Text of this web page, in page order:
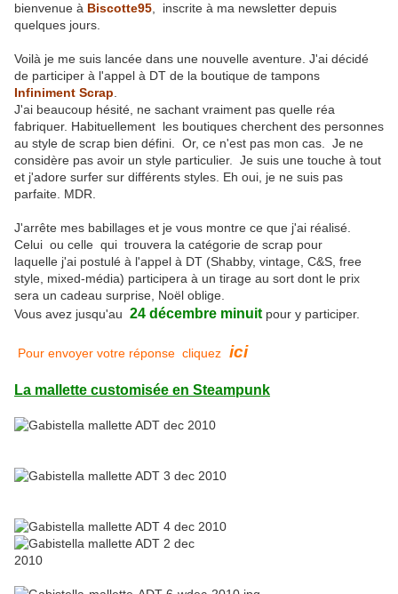
bienvenue à Biscotte95 , inscrite à ma newsletter depuis
quelques jours.
Voilà je me suis lancée dans une nouvelle aventure. J'ai décidé
de participer à l'appel à DT de la boutique de tampons
Infiniment Scrap
J'ai beaucoup hésité, ne sachant vraiment pas quelle réa
fabriquer. Habituellement les boutiques cherchent des personnes
au style de scrap bien défini. Or, ce n'est pas mon cas. Je ne
considère pas avoir un style particulier. Je suis une touche à tout
et j'adore surfer sur différents styles. Eh oui, je ne suis pas
parfaite. MDR.
J'arrête mes babillages et je vous montre ce que j'ai réalisé.
Celui ou celle qui trouvera la catégorie de scrap pour
laquelle j'ai postulé à l'appel à DT (Shabby, vintage, C&S, free
style, mixed-média) participera à un tirage au sort dont le prix
sera un cadeau surprise, Noël oblige.
Vous avez jusqu'au 24 décembre minuit pour y participer.
Pour envoyer votre réponse cliquez ici
La mallette customisée en Steampunk